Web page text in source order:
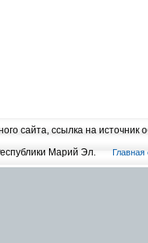
сайта, ссылка на источник
Марий Эл.
Главная